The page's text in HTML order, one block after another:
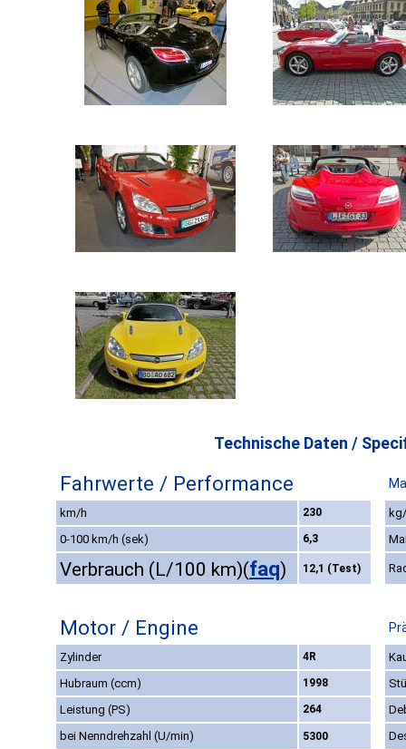
Technische Daten /
Fahrwerte / Performance
km/h 230
0-100 km/h (sek)
6,3
Verbrauch (L/100 km)(faq) 12,1 (Test)
Motor / Engine
Zylinder 4R
Hubraum (ccm)
1998
Leistung (PS)
264
bei Nenndrehzahl (U/min)
5300